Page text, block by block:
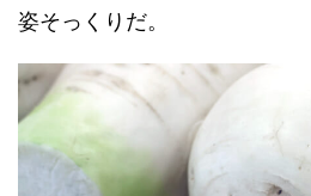
姿そっくりだ。